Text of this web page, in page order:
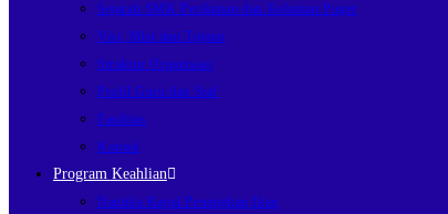
Sejarah SMK Perikanan dan Kelautan Puger
Visi, Misi dan Tujuan
Struktur Organisasi
Profil Guru dan Staf
Fasilitas
Kontak
Program Keahlian
Nautika Kapal Penangkap Ikan